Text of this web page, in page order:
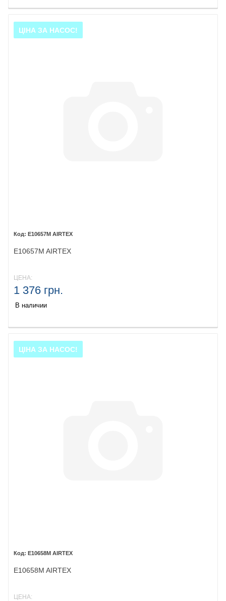
ЦІНА ЗА НАСОС!
E10657M AIRTEX
E10657M AIRTEX
ЦЕНА:
1 376 грн.
В наличии
ЦІНА ЗА НАСОС!
E10658M AIRTEX
E10658M AIRTEX
ЦЕНА: